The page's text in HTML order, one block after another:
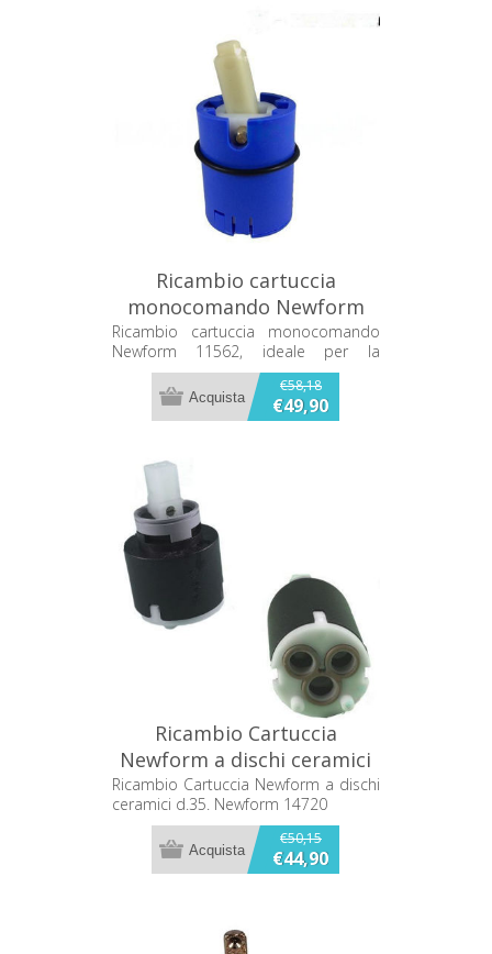
Ricambio cartuccia
monocomando Newform
11562
Ricambio cartuccia monocomando
Newform 11562, ideale per la
sostituzione della cartuccia del
miscelatore.
€58,18
€49,90
Ricambio Cartuccia
Newform a dischi ceramici
d.35. Newform 14720
Ricambio Cartuccia Newform a dischi
ceramici d.35. Newform 14720
€50,15
€44,90